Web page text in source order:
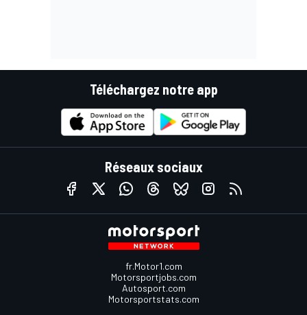
Téléchargez notre app
Réseaux sociaux
fr.Motor1.com
Motorsportjobs.com
Autosport.com
Motorsportstats.com